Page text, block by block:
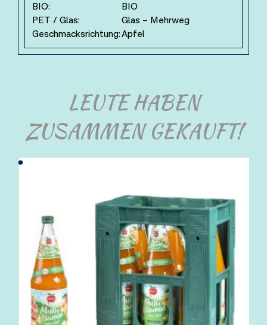
BIO:
BIO
PET / Glas:
Glas – Mehrweg
Geschmacksrichtung:Apfel
LEUTE HABEN
ZUSAMMEN GEKAUFT!